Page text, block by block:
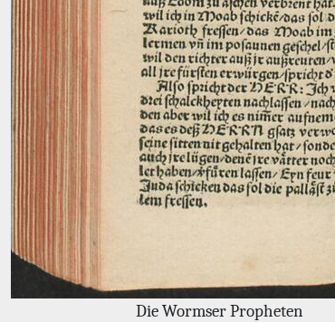
Die Wormser Propheten